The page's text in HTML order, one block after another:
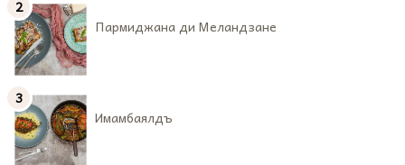
Пармиджана ди Меландзане
Имамбаялдъ